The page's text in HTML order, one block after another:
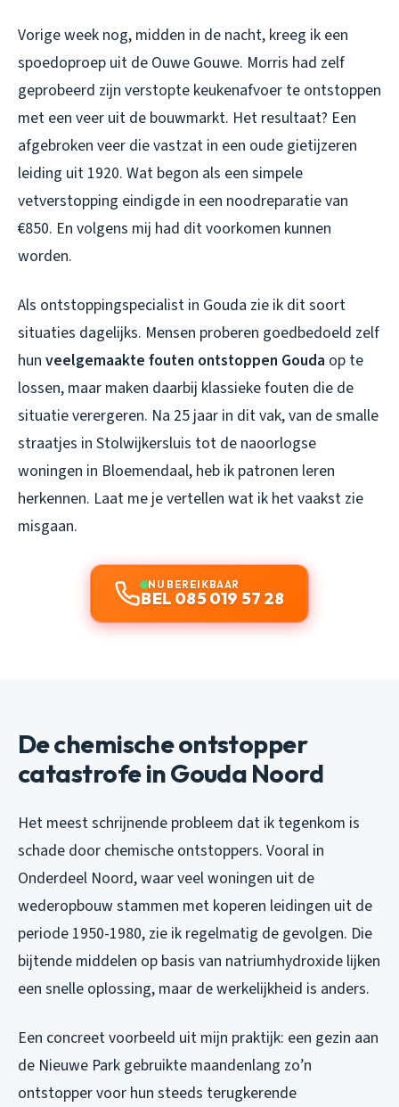
Vorige week nog, midden in de nacht, kreeg ik een
spoedoproep uit de Ouwe Gouwe. Morris had zelf
geprobeerd zijn verstopte keukenafvoer te ontstoppen
met een veer uit de bouwmarkt. Het resultaat? Een
afgebroken veer die vastzat in een oude gietijzeren
leiding uit 1920. Wat begon als een simpele
vetverstopping eindigde in een noodreparatie van
€850. En volgens mij had dit voorkomen kunnen
worden.
Als ontstoppingspecialist in Gouda zie ik dit soort
situaties dagelijks. Mensen proberen goedbedoeld zelf
hun veelgemaakte fouten ontstoppen Gouda op te
lossen, maar maken daarbij klassieke fouten die de
situatie verergeren. Na 25 jaar in dit vak, van de smalle
straatjes in Stolwijkersluis tot de naoorlogse
woningen in Bloemendaal, heb ik patronen leren
herkennen. Laat me je vertellen wat ik het vaakst zie
misgaan.
NU BEREIKBAAR
BEL 085 019 57 28
De chemische ontstopper
catastrofe in Gouda Noord
Het meest schrijnende probleem dat ik tegenkom is
schade door chemische ontstoppers. Vooral in
Onderdeel Noord, waar veel woningen uit de
wederopbouw stammen met koperen leidingen uit de
periode 1950-1980, zie ik regelmatig de gevolgen. Die
bijtende middelen op basis van natriumhydroxide lijken
een snelle oplossing, maar de werkelijkheid is anders.
Een concreet voorbeeld uit mijn praktijk: een gezin aan
de Nieuwe Park gebruikte maandenlang zo’n
ontstopper voor hun steeds terugkerende